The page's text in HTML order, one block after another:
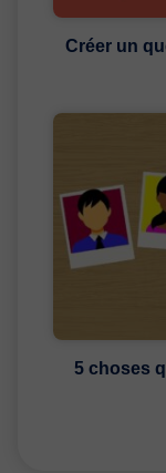
Créer un
5 choses